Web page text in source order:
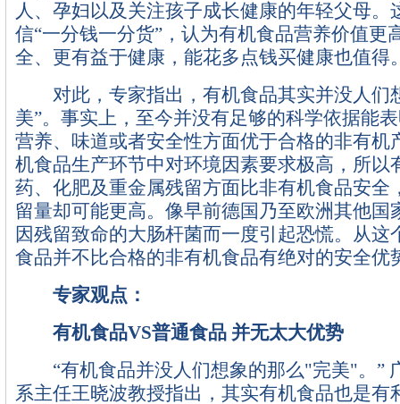
人、孕妇以及关注孩子成长健康的年轻父母。
信“一分钱一分货”，认为有机食品营养价值更
全、更有益于健康，能花多点钱买健康也值得
对此，专家指出，有机食品其实并没人们
美”。事实上，至今并没有足够的科学依据能
营养、味道或者安全性方面优于合格的非有机
机食品生产环节中对环境因素要求极高，所以
药、化肥及重金属残留方面比非有机食品安全
留量却可能更高。像早前德国乃至欧洲其他国
因残留致命的大肠杆菌而一度引起恐慌。从这
食品并不比合格的非有机食品有绝对的安全优
专家观点：
有机食品VS普通食品 并无太大优势
“有机食品并没人们想象的那么"完美"。”
系主任王晓波教授指出，其实有机食品也是有